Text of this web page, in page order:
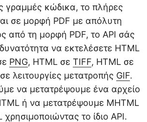
γραμμές κώδικα, το πλήρες
σε μορφή PDF με απόλυτη
από τη μορφή PDF, το API σάς
δυνατότητα να εκτελέσετε HTML
PNG, HTML σε TIFF, HTML σε
λειτουργίες μετατροπής GIF.
να μετατρέψουμε ένα αρχείο
ή να μετατρέψουμε MHTML
το ίδιο API.